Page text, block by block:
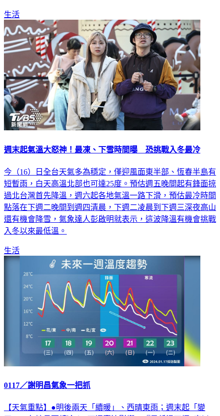
生活
週末起氣溫大怒神！最凍、下雪時間曝 恐挑戰入冬最冷
今（16）日全台天氣多為穩定，僅迎風面東半部、恆春半島有
短暫雨，白天高溫北部也可達25度。預估週五晚間起有鋒面掠
過北台灣首先降溫，週六起各地氣溫一路下滑，預估最冷時間
點落在下週二晚間到週四清晨，下週二凌晨到下週三深夜高山
還有機會降雪，氣象達人彭啟明就表示，這波降溫有機會挑戰
入冬以來最低溫。
生活
0117／謝明昌氣象一把抓
【天氣重點】●明後兩天「續暖」、西晴東雨；週末起「變